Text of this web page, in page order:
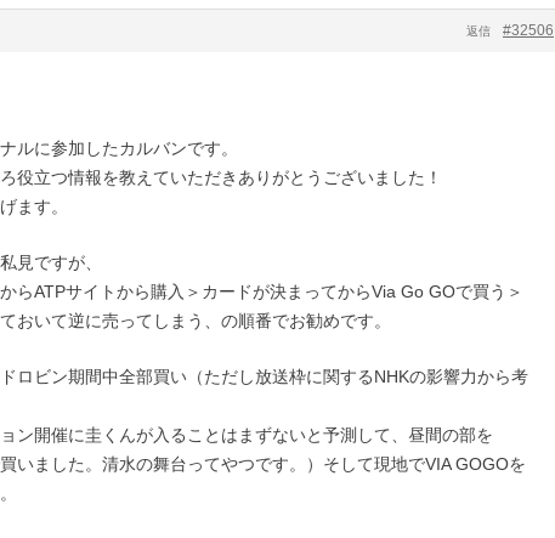
#32506
返信
ルに参加したカルバンです。
役立つ情報を教えていただきありがとうございました！
ます。
見ですが、
らATPサイトから購入＞カードが決まってからVia Go GOで買う＞
おいて逆に売ってしまう、の順番でお勧めです。
ロビン期間中全部買い（ただし放送枠に関するNHKの影響力から考
ン開催に圭くんが入ることはまずないと予測して、昼間の部を
いました。清水の舞台ってやつです。）そして現地でVIA GOGOを